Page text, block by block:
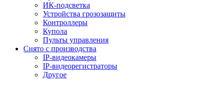
ИК-подсветка
Устройства грозозащиты
Контроллеры
Купола
Пульты управления
Снято с производства
IP-видеокамеры
IP-видеорегистраторы
Другое